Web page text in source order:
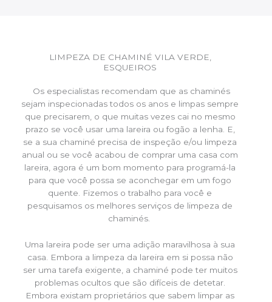
LIMPEZA DE CHAMINÉ VILA VERDE,
ESQUEIROS
Os especialistas recomendam que as chaminés
sejam inspecionadas todos os anos e limpas sempre
que precisarem, o que muitas vezes cai no mesmo
prazo se você usar uma lareira ou fogão a lenha. E,
se a sua chaminé precisa de inspeção e/ou limpeza
anual ou se você acabou de comprar uma casa com
lareira, agora é um bom momento para programá-la
para que você possa se aconchegar em um fogo
quente. Fizemos o trabalho para você e
pesquisamos os melhores serviços de limpeza de
chaminés.
Uma lareira pode ser uma adição maravilhosa à sua
casa. Embora a limpeza da lareira em si possa não
ser uma tarefa exigente, a chaminé pode ter muitos
problemas ocultos que são difíceis de detetar.
Embora existam proprietários que sabem limpar as